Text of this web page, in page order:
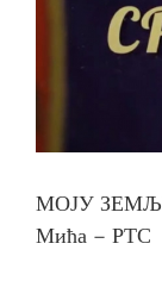
МОЈУ
Мића – РТС